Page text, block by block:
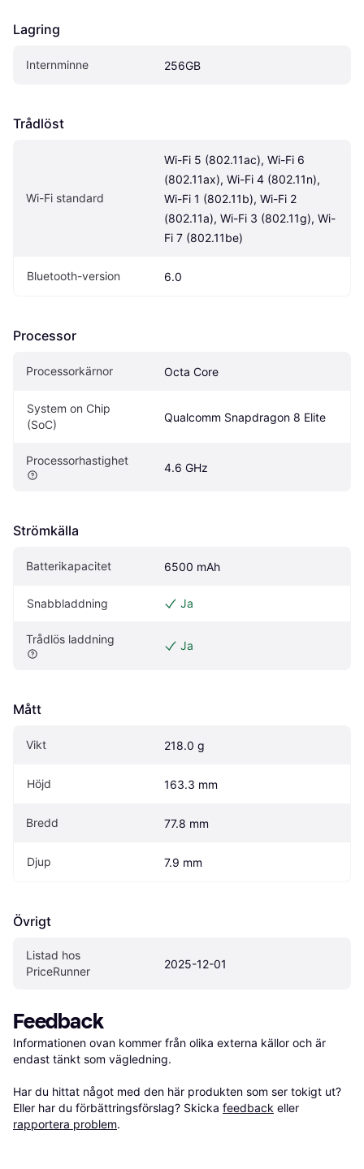
Lagring
Internminne 256GB
Trådlöst
Wi-Fi standard
Wi-Fi 5 (802.11ac), Wi-Fi 6
(802.11ax), Wi-Fi 4 (802.11n),
Wi-Fi 1 (802.11b), Wi-Fi 2
(802.11a), Wi-Fi 3 (802.11g), Wi-
Fi 7 (802.11be)
Bluetooth-version 6.0
Processor
Processorkärnor Octa Core
System on Chip
(SoC)
Qualcomm Snapdragon 8 Elite
Processorhastighet
4.6 GHz
Strömkälla
Batterikapacitet 6500 mAh
Snabbladdning Ja
Trådlös laddning Ja
Mått
Vikt 218.0 g
Höjd 163.3 mm
Bredd 77.8 mm
Djup 7.9 mm
Övrigt
Listad hos
PriceRunner
2025-12-01
Feedback
Informationen ovan kommer från olika externa källor och är
endast tänkt som vägledning.
Har du hittat något med den här produkten som ser tokigt ut?
Eller har du förbättringsförslag? Skicka feedback eller
rapportera problem.